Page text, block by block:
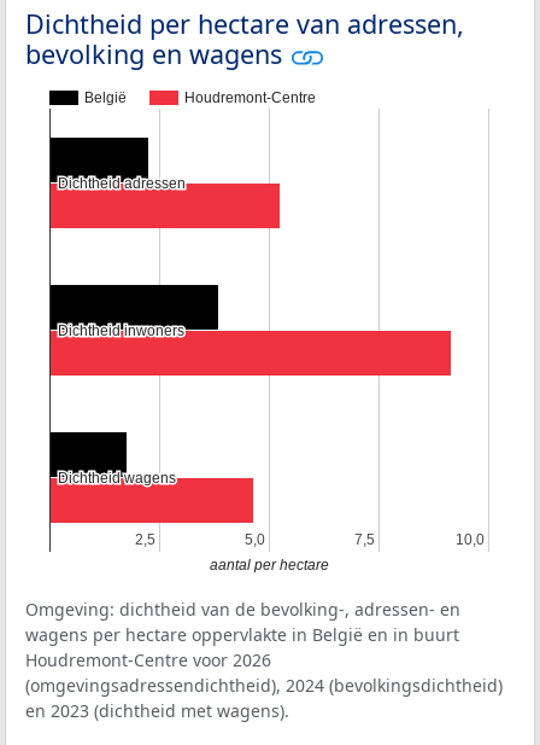
Dichtheid per hectare van adressen,
bevolking en wagens
België Houdremont-Centre
2,5
2,5 5,0
5,0 7,5
7,5 10,0
10,0
Dichtheid adressen
Dichtheid adressen
Dichtheid inwoners
Dichtheid inwoners
Dichtheid wagens
Dichtheid wagens
aantal per hectare
Omgeving: dichtheid van de bevolking-, adressen- en
wagens per hectare oppervlakte in België en in buurt
Houdremont-Centre voor 2026
(omgevingsadressendichtheid), 2024 (bevolkingsdichtheid)
en 2023 (dichtheid met wagens).